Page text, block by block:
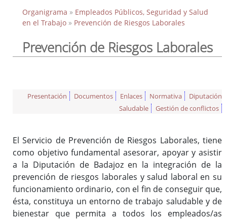
Portada
Enlaces de interés
Ofertas de Empleo Público
Procesos selectivos en desarrollo
Ofertas a través del SEXPE
Bolsas de trabajo
Puestos en comisión de servicios
Puestos de personal directivo
Organigrama » Empleados Públicos, Seguridad y Salud
en el Trabajo» Prevención de Riesgos Laborales
Prevención de Riesgos Laborales
Presentación Documentos Enlaces Normativa
Diputación
Saludable
Gestión de conflictos
El Servicio de Prevención de Riesgos Laborales, tiene
como objetivo fundamental asesorar, apoyar y asistir
a la Diputación de Badajoz en la integración de la
prevención de riesgos laborales y salud laboral en su
funcionamiento ordinario, con el fin de conseguir que,
ésta, constituya un entorno de trabajo saludable y de
bienestar que permita a todos los empleados/as